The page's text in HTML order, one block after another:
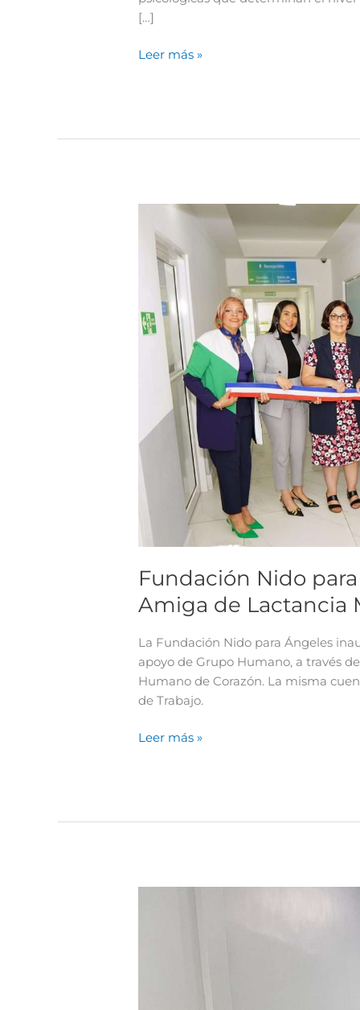
[…]
Leer más »
Fundación Nido
Amiga de Lactancia
La Fundación Nido para Ángeles
apoyo de Grupo Humano, a través
Humano de Corazón. La misma
de Trabajo.
Fundación
Nido
para
Ángeles
inaugura
“Sala
Amiga
Lactancia
Materna”
Leer más »